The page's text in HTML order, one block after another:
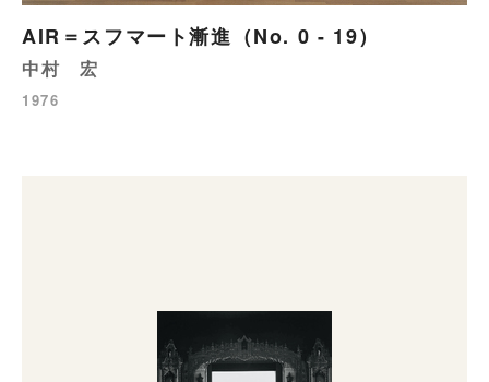
AIR＝スフマート漸進（No. 0 - 19）
中村 宏
1976